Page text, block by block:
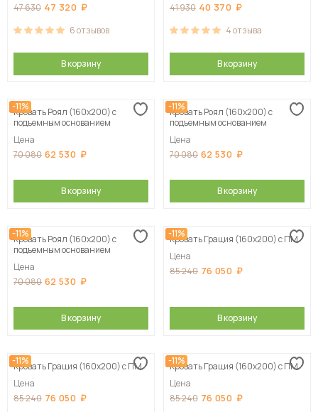
47 630 47 320
6отзывов
В корзину
41 930 40 370
4отзыва
В корзину
-11%
Кровать Роял (160х200) с
подъемным основанием
Цена
70 080 62 530
В корзину
-11%
Кровать Роял (160х200) с
подъемным основанием
Цена
70 080 62 530
В корзину
-11%
Кровать Роял (160х200) с
подъемным основанием
Цена
70 080 62 530
В корзину
-11%
Кровать Грация (160х200) с ПМ
Цена
85 240 76 050
В корзину
-11%
Кровать Грация (160х200) с ПМ
Цена
85 240 76 050
-11%
Кровать Грация (160х200) с ПМ
Цена
85 240 76 050